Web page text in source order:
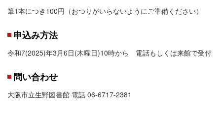
筆1本につき100円（おつりがいらないようにご準備ください）
申込み方法
令和7(2025)年3月6日(木曜日)10時から 電話もしくは来館で受付
問い合わせ
大阪市立生野図書館 電話 06-6717-2381